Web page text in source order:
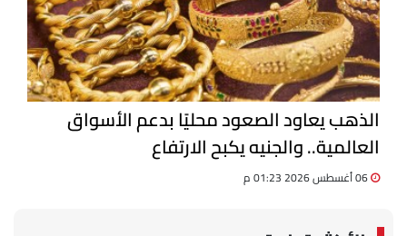
الذهب يعاود الصعود محليًا بدعم الأسواق
العالمية.. والجنيه يكبح الارتفاع